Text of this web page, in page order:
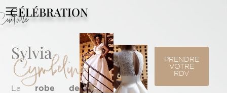
CÉLÉBRATION
PRENDRE
VOTRE
RDV
Sylvia
Cymbeline
La robe de